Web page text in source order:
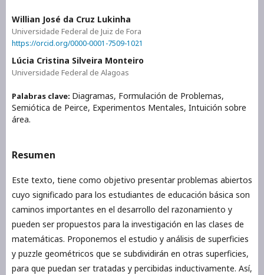
Willian José da Cruz Lukinha
Universidade Federal de Juiz de Fora
https://orcid.org/0000-0001-7509-1021
Lúcia Cristina Silveira Monteiro
Universidade Federal de Alagoas
Palabras clave: Diagramas, Formulación de Problemas,
Semiótica de Peirce, Experimentos Mentales, Intuición sobre
área.
Resumen
Este texto, tiene como objetivo presentar problemas abiertos
cuyo significado para los estudiantes de educación básica son
caminos importantes en el desarrollo del razonamiento y
pueden ser propuestos para la investigación en las clases de
matemáticas. Proponemos el estudio y análisis de superficies
y puzzle geométricos que se subdividirán en otras superficies,
para que puedan ser tratadas y percibidas inductivamente. Así,